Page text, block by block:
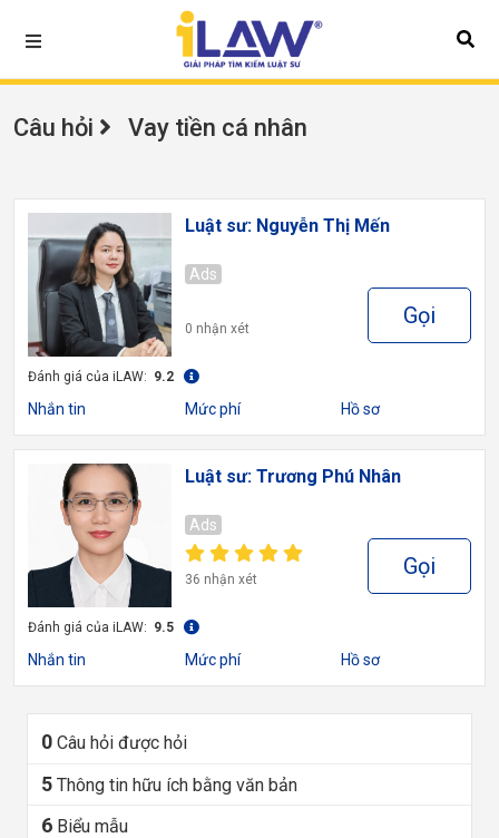
Câu hỏi Vay tiền cá nhân
Luật sư: Nguyễn Thị Mến
Ads
0 nhận xét Gọi
Đánh giá của iLAW: 9.2
Nhắn tin Mức phí Hồ sơ
Luật sư: Trương Phú Nhân
Ads
36 nhận xét Gọi
Đánh giá của iLAW: 9.5
Nhắn tin Mức phí Hồ sơ
0 Câu hỏi được hỏi
5 Thông tin hữu ích bằng văn bản
6 Biểu mẫu